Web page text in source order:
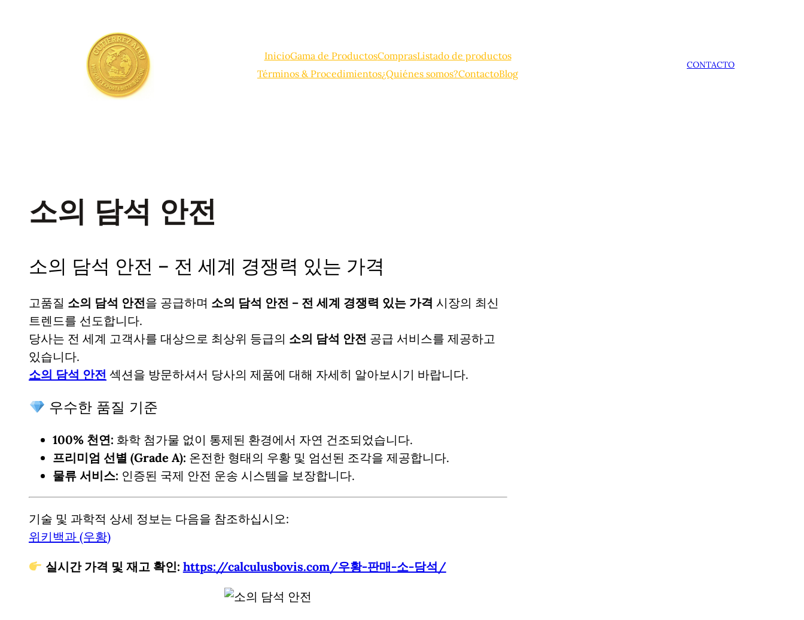
InicioGama de ProductosComprasListado de productos
Términos & Procedimientos¿Quiénes somos?ContactoBlog
CONTACTO
소의 담석 안전
소의 담석 안전 – 전 세계 경쟁력 있는 가격
고품질 소의 담석 안전을 공급하며 소의 담석 안전 – 전 세계 경쟁력 있는 가격 시장의 최신
트렌드를 선도합니다.
당사는 전 세계 고객사를 대상으로 최상위 등급의 소의 담석 안전 공급 서비스를 제공하고
있습니다.
소의 담석 안전 섹션을 방문하셔서 당사의 제품에 대해 자세히 알아보시기 바랍니다.
우수한 품질 기준
100% 천연: 화학 첨가물 없이 통제된 환경에서 자연 건조되었습니다.
프리미엄 선별 (Grade A): 온전한 형태의 우황 및 엄선된 조각을 제공합니다.
물류 서비스: 인증된 국제 안전 운송 시스템을 보장합니다.
기술 및 과학적 상세 정보는 다음을 참조하십시오:
위키백과 (우황)
실시간 가격 및 재고 확인: https://calculusbovis.com/우황-판매-소-담석/